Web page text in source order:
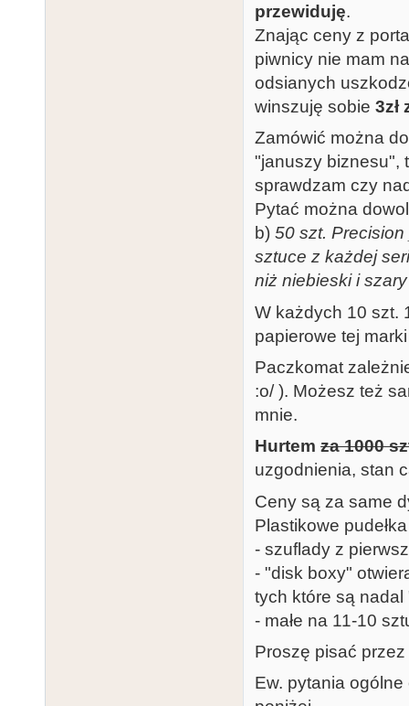
przewiduję.
Znając ceny z
piwnicy nie mam
odsianych
winszuję sobie 3zł
Zamówić można
"januszy biznesu",
sprawdzam czy
Pytać można
b) 50 szt.
sztuce z każdej
niż niebieski i szary
W każdych 10 szt.
papierowe tej
Paczkomat
:o/ ). Możesz też
mnie.
Hurtem za 1000
uzgodnienia, stan
Ceny są za same
Plastikowe
- szuflady z
- "disk boxy"
tych które są nadal
- małe na 11-10
Proszę pisać
Ew. pytania